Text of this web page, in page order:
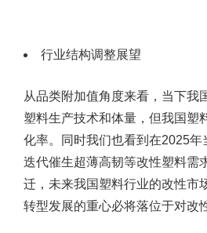
行业结构调整展望
从品类附加值角度来看，当下我
塑料生产技术和体量，但我国塑
化率。同时我们也看到在2025
迭代催生超薄高韧等改性塑料需
迁，未来我国塑料行业的改性市
转型发展的重心必将落位于对改